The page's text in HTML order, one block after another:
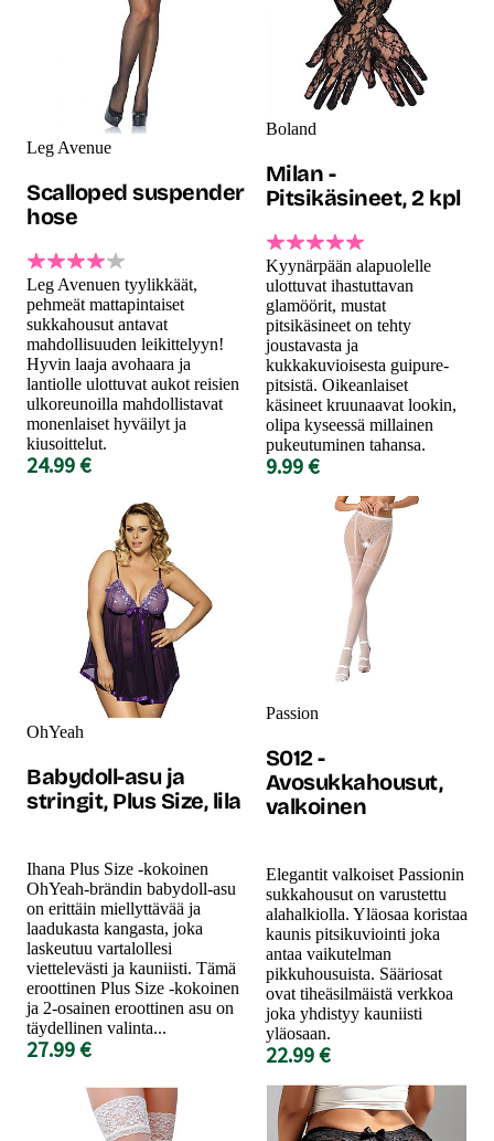
Leg Avenue
Scalloped suspender
hose
Leg Avenuen tyylikkäät,
pehmeät mattapintaiset
sukkahousut antavat
mahdollisuuden leikittelyyn!
Hyvin laaja avohaara ja
lantiolle ulottuvat aukot reisien
ulkoreunoilla mahdollistavat
monenlaiset hyväilyt ja
kiusoittelut.
24.99 €
Boland
Milan -
Pitsikäsineet, 2 kpl
Kyynärpään alapuolelle
ulottuvat ihastuttavan
glamöörit, mustat
pitsikäsineet on tehty
joustavasta ja
kukkakuvioisesta guipure-
pitsistä. Oikeanlaiset
käsineet kruunaavat lookin,
olipa kyseessä millainen
pukeutuminen tahansa.
9.99 €
OhYeah
Babydoll-asu ja
stringit, Plus Size, lila
Ihana Plus Size -kokoinen
OhYeah-brändin babydoll-asu
on erittäin miellyttävää ja
laadukasta kangasta, joka
laskeutuu vartalollesi
viettelevästi ja kauniisti. Tämä
eroottinen Plus Size -kokoinen
ja 2-osainen eroottinen asu on
täydellinen valinta...
27.99 €
Passion
S012 -
Avosukkahousut,
valkoinen
Elegantit valkoiset Passionin
sukkahousut on varustettu
alahalkiolla. Yläosaa koristaa
kaunis pitsikuviointi joka
antaa vaikutelman
pikkuhousuista. Sääriosat
ovat tiheäsilmäistä verkkoa
joka yhdistyy kauniisti
yläosaan.
22.99 €